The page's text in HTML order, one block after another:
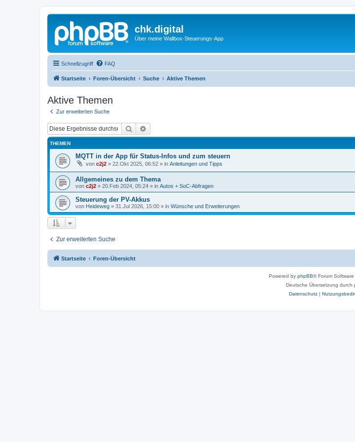
chk.digital
Über meine Wallbox-Steuerungs-App
Schnellzugriff FAQ
Startseite Foren-Übersicht Suche Aktive Themen
Aktive Themen
Zur erweiterten Suche
Suche
THEMEN
MQTT in der App für Status-Infos und zum steuern
von c2j2 » 22.Okt 2025, 06:52 » in Anleitungen und Tipps
Allgemeines zu dem Thema
von c2j2 » 20.Feb 2024, 05:24 » in Autos + SoC-Abfragen
Steuerung der PV-Akkus
von Heideweg » 31.Jul 2026, 15:00 » in Wünsche und Erweiterungen
Zur erweiterten Suche
Startseite Foren-Übersicht
Powered by phpBB® Forum
Deutsche Übersetzung durch
Datenschutz|